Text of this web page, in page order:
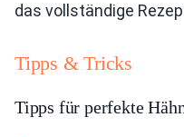
das vollständige
Tipps & Tricks
Tipps für perfekte